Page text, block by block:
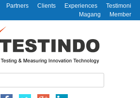
Partners Clients Experiences
Testimoni
Magang
Member